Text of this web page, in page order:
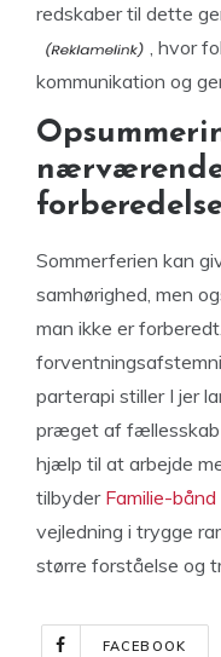
redskaber til dette
, hvor
kommunikation og
Sommerferien kan
samhørighed, men
man ikke er
parterapi stiller I jer
præget af fællesskab
hjælp til at arbejde
tilbyder Familie-bånd
vejledning i trygge
større forståelse og
FACEBOOK